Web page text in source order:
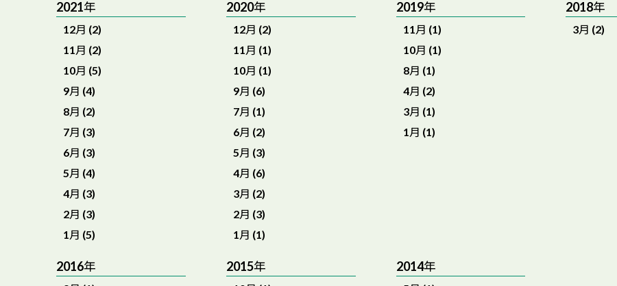
2021年
12月 (2)
11月 (2)
10月 (5)
9月 (4)
8月 (2)
7月 (3)
6月 (3)
5月 (4)
4月 (3)
2月 (3)
1月 (5)
2020年
12月 (2)
11月 (1)
10月 (1)
9月 (6)
7月 (1)
6月 (2)
5月 (3)
4月 (6)
3月 (2)
2月 (3)
1月 (1)
2019年
11月 (1)
10月 (1)
8月 (1)
4月 (2)
3月 (1)
1月 (1)
2018年
3月 (2)
2016年 2015年 2014年